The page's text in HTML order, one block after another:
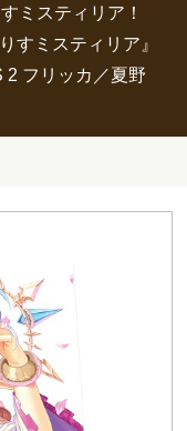
ミスティリア！
すミスティリア』
2 フリッカ／夏野